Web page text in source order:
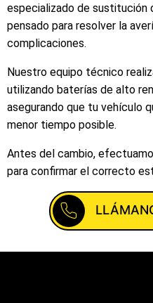
especializado de sustitución
pensado para resolver la
complicaciones.
Nuestro equipo técnico
utilizando baterías de alto
asegurando que tu vehículo
menor tiempo posible.
Antes del cambio,
para confirmar el correcto